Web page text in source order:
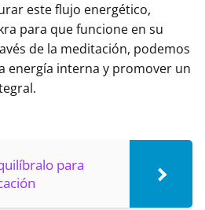
este flujo energético,
para que funcione en su
de la meditación, podemos
energía interna y promover un
para